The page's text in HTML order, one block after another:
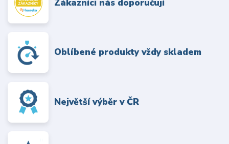
Oblíbené produkty vždy skladem
Největší výběr v ČR